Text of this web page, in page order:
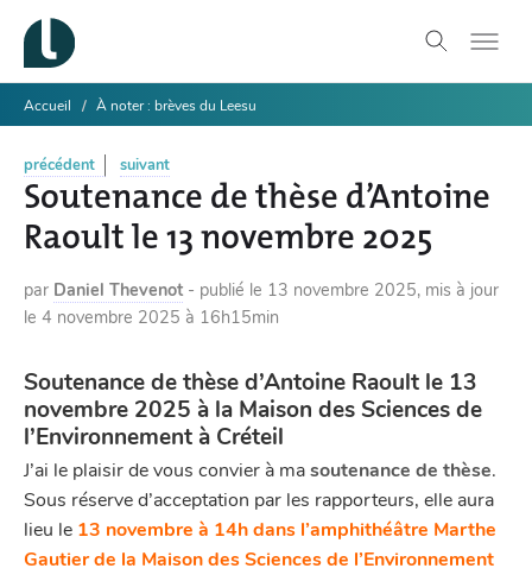
Accueil À noter : brèves du Leesu
précédent suivant
Soutenance de thèse d’Antoine
Raoult le 13 novembre 2025
par Daniel Thevenot - publié le 13 novembre 2025, mis à jour
le 4 novembre 2025 à 16h15min
Soutenance de thèse d’Antoine Raoult le 13
novembre 2025 à la Maison des Sciences de
l’Environnement à Créteil
J’ai le plaisir de vous convier à masoutenance de thèse.
Sous réserve d’acceptation par les rapporteurs, elle aura
lieu le 13 novembre à 14h dans l’amphithéâtre Marthe
Gautier de la Maison des Sciences de l’Environnement